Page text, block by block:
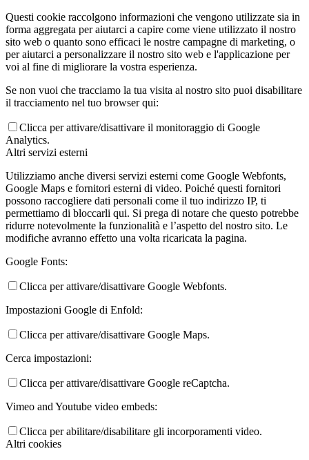
Questi cookie raccolgono informazioni che vengono utilizzate sia in
forma aggregata per aiutarci a capire come viene utilizzato il nostro
sito web o quanto sono efficaci le nostre campagne di marketing, o
per aiutarci a personalizzare il nostro sito web e l'applicazione per
voi al fine di migliorare la vostra esperienza.
Se non vuoi che tracciamo la tua visita al nostro sito puoi disabilitare
il tracciamento nel tuo browser qui:
Clicca per attivare/disattivare il monitoraggio di Google
Analytics.
Altri servizi esterni
Utilizziamo anche diversi servizi esterni come Google Webfonts,
Google Maps e fornitori esterni di video. Poiché questi fornitori
possono raccogliere dati personali come il tuo indirizzo IP, ti
permettiamo di bloccarli qui. Si prega di notare che questo potrebbe
ridurre notevolmente la funzionalità e l’aspetto del nostro sito. Le
modifiche avranno effetto una volta ricaricata la pagina.
Google Fonts:
Clicca per attivare/disattivare Google Webfonts.
Impostazioni Google di Enfold:
Clicca per attivare/disattivare Google Maps.
Cerca impostazioni:
Clicca per attivare/disattivare Google reCaptcha.
Vimeo and Youtube video embeds:
Clicca per abilitare/disabilitare gli incorporamenti video.
Altri cookies